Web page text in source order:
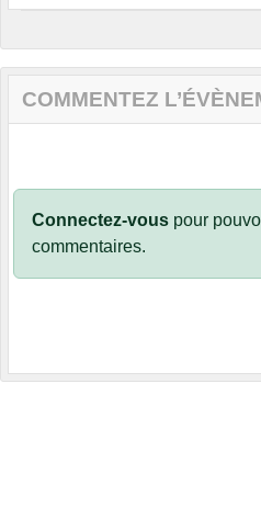
COMMENTEZ
Connectez-vous pour
commentaires.